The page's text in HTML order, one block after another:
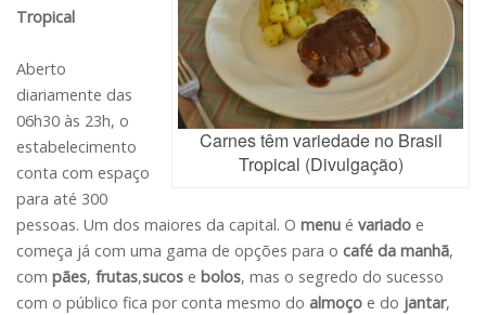
Carnes têm variedade no Brasil
Tropical (Divulgação)
Tropical
Aberto
diariamente das
06h30 às 23h, o
estabelecimento
conta com espaço
para até 300
pessoas. Um dos maiores da capital. O menu é variado e
começa já com uma gama de opções para o café da manhã,
com pães, frutas,sucos e bolos, mas o segredo do sucesso
com o público fica por conta mesmo do almoço e do jantar,